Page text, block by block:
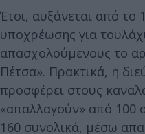
Έτσι, αυξάνεται από το
υποχρέωσης για
απασχολούμενους το
Πέτσα». Πρακτικά, η
προσφέρει στους
«απαλλαγούν» από 100
160 συνολικά, μέσω